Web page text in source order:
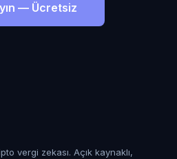
— Ücretsiz
vergi zekası. Açık kaynaklı,